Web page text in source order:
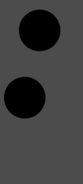
op de
gaat